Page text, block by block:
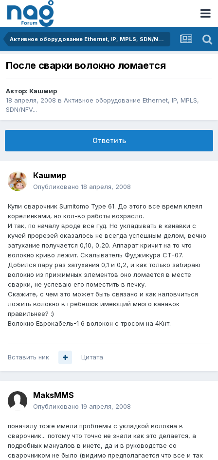
Активное оборудование Ethernet, IP, MPLS, SDN/NFV...
После сварки волокно ломается
Автор: Кашмир
18 апреля, 2008 в Активное оборудование Ethernet, IP, MPLS,
SDN/NFV...
Ответить
Кашмир
Опубликовано 18 апреля, 2008
Купи сварочник Sumitomo Type 61. До этого все время клеял
корелинками, но кол-во работы возрасло.
И так, по началу вроде все гуд. Но укладывать в канавки с
кучей прорезей оказалось не всегда успешным делом, вечно
затухание получается 0,10, 0,20. Аппарат кричит на то что
волокно криво лежит. Скалыватель Фуджикура СТ-07.
Добился пару раз затухания 0,1 и 0,2, и как только забираю
волокно из прижимных элементов оно ломается в месте
сварки, не успеваю его поместить в печку.
Скажите, с чем это может быть связано и как наловчиться
ложить волокно в гребешок имеющий много канавок
правильнее? :)
Волокно Еврокабель-1 6 волокон с тросом на 4Кнт.
Вставить ник Цитата
MaksMMS
Опубликовано 19 апреля, 2008
поначалу тоже имели проблемы с укладкой волокна в
сварочник... потому что точно не знали как это делается, а
подробных мануалов в инете, да и в руководстве со
сварочником не было (видимо предполагается что все и так